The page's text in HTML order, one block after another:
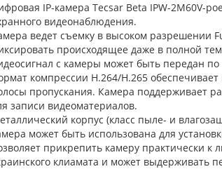
IP-камера Tecsar Beta IPW-2M60V-
видеонаблюдения.
ведет съемку в высоком разрешении
происходящее даже в полной
с камеры может быть передан
компрессии H.264/H.265
пропускания. Камера поддерживает
записи видеоматериалов.
корпус (класс пыле- и
может быть использована для
прикрепить камеру практически к
клиамата и может выдерживать